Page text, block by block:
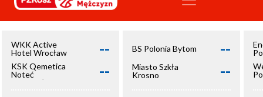
WKK Active
Hotel Wrocław
--
KSK Qemetica
Noteć
Inowrocław
--
BS Polonia Bytom --
Miasto Szkła
Krosno
--